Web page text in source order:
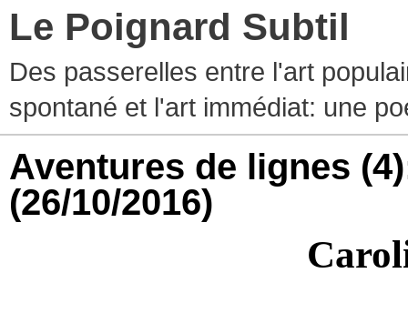
Le Poignard Subtil
Des passerelles entre l'art
spontané et l'art immédiat: une
Aventures de lignes
(26/10/2016)